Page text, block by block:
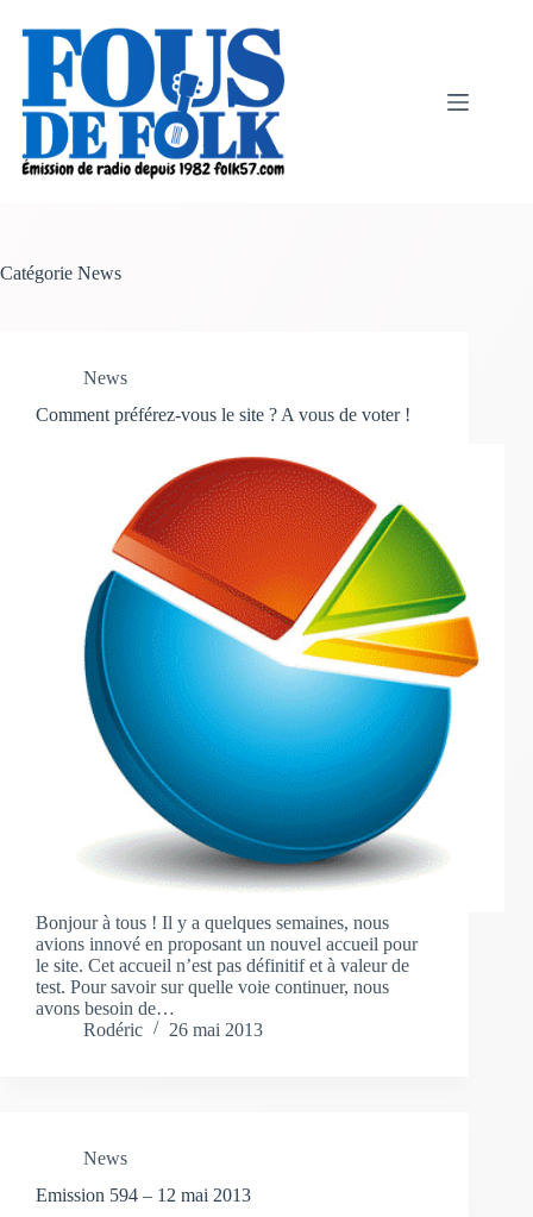
Catégorie News
News
Comment préférez-vous le site ? A vous de voter !
Bonjour à tous ! Il y a quelques semaines, nous
avions innové en proposant un nouvel accueil pour
le site. Cet accueil n’est pas définitif et à valeur de
test. Pour savoir sur quelle voie continuer, nous
avons besoin de…
Rodéric
26 mai 2013
News
Emission 594 – 12 mai 2013